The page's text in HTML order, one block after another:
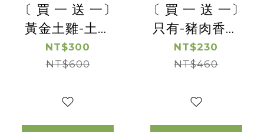
〔 買 一 送 一〕
黃金土雞-土雞
松阪 【惜福良品
優惠】(有效日
NT$300
NT$600
〔 買 一 送 一〕
只有-豬肉香腸
【惜福良品優
惠】(有效日期
NT$230
NT$460